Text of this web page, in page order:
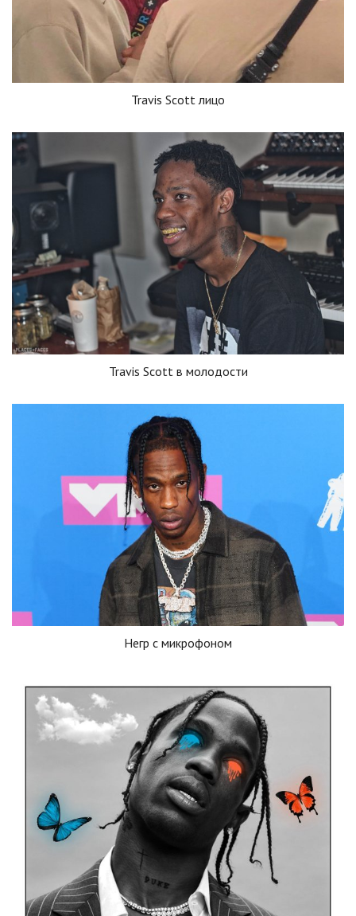
Travis Scott лицо
Travis Scott в молодости
Негр с микрофоном